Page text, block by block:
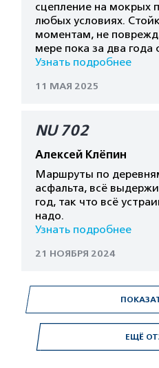
ЕЩЁ
сцепление на мокрых
любых условиях.
моментам, не
мере пока за два года
Узнать подробнее
11 МАЯ 2025
NU 702
Алексей Клёпин
Маршруты по
асфальта, всё
год, так что всё
надо.
Узнать подробнее
21 НОЯБРЯ 2024